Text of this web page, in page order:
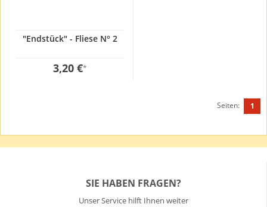
"Endstück" - Fliese N° 2
3,20 €*
Seiten: 1
SIE HABEN FRAGEN?
Unser Service hilft Ihnen weiter